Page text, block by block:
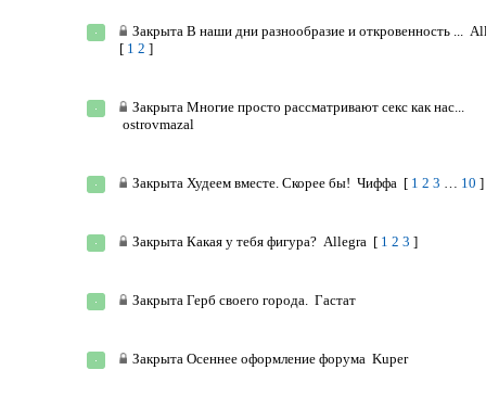
ЗакрытаВ наши дни разнообразие и откровенность ...
[ 1 2 ]
ЗакрытаМногие просто рассматривают секс как нас...
ostrovmazal
ЗакрытаХудеем вместе. Скорее бы! Чиффа [ 1 2 3 … 10 ]
ЗакрытаКакая у тебя фигура? Allegra [ 1 2 3 ]
ЗакрытаГерб своего города. Гастат
ЗакрытаОсеннее оформление форума Kuper